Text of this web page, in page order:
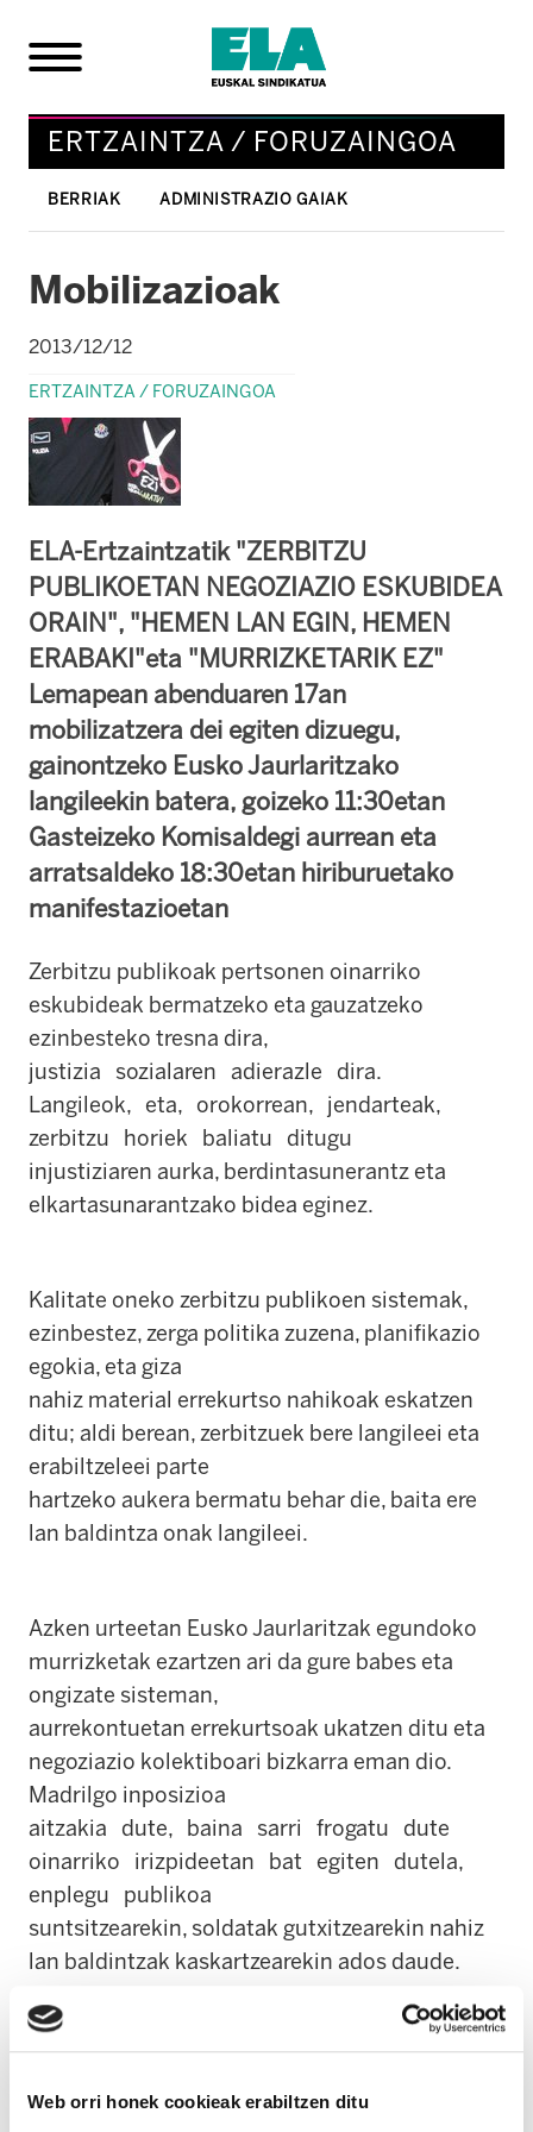
Web orri honek cookieak erabiltzen ditu
ERTZAINTZA / FORUZAINGOA
BERRIAK ADMINISTRAZIO GAIAK
Mobilizazioak
2013/12/12
ERTZAINTZA / FORUZAINGOA
ELA-Ertzaintzatik "ZERBITZU
PUBLIKOETAN NEGOZIAZIO ESKUBIDEA
ORAIN", "HEMEN LAN EGIN, HEMEN
ERABAKI"eta "MURRIZKETARIK EZ"
Lemapean abenduaren 17an
mobilizatzera dei egiten dizuegu,
gainontzeko Eusko Jaurlaritzako
langileekin batera, goizeko 11:30etan
Gasteizeko Komisaldegi aurrean eta
arratsaldeko 18:30etan hiriburuetako
manifestazioetan
Zerbitzu publikoak pertsonen oinarriko
eskubideak bermatzeko eta gauzatzeko
ezinbesteko tresna dira,
justizia sozialaren adierazle dira.
Langileok, eta, orokorrean, jendarteak,
zerbitzu horiek baliatu ditugu
injustiziaren aurka, berdintasunerantz eta
elkartasunarantzako bidea eginez.
Kalitate oneko zerbitzu publikoen sistemak,
ezinbestez, zerga politika zuzena, planifikazio
egokia, eta giza
nahiz material errekurtso nahikoak eskatzen
ditu; aldi berean, zerbitzuek bere langileei eta
erabiltzeleei parte
hartzeko aukera bermatu behar die, baita ere
lan baldintza onak langileei.
Azken urteetan Eusko Jaurlaritzak egundoko
murrizketak ezartzen ari da gure babes eta
ongizate sisteman,
aurrekontuetan errekurtsoak ukatzen ditu eta
negoziazio kolektiboari bizkarra eman dio.
Madrilgo inposizioa
aitzakia dute, baina sarri frogatu dute
oinarriko irizpideetan bat egiten dutela,
enplegu publikoa
suntsitzearekin, soldatak gutxitzearekin nahiz
lan baldintzak kaskartzearekin ados daude.
ELAk eskakizun zehatz bat du Eusko Jaurlaritza
eta Aurrekontuak onartu behar dituzten